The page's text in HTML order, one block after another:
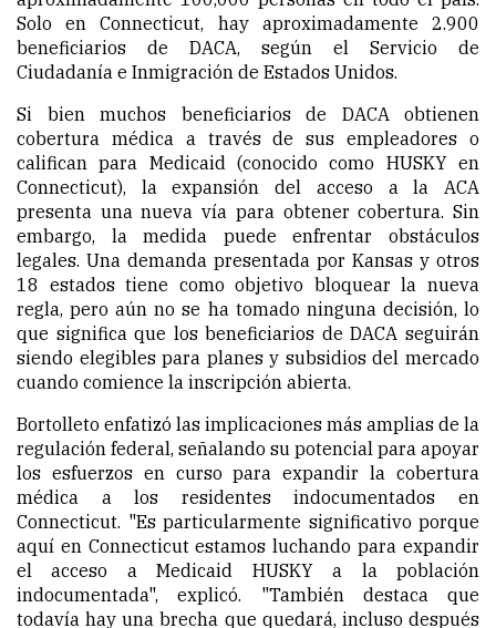
Solo en Connecticut, hay aproximadamente 2.900
beneficiarios de DACA, según el Servicio de
Ciudadanía e Inmigración de Estados Unidos.
Si bien muchos beneficiarios de DACA obtienen
cobertura médica a través de sus empleadores o
califican para Medicaid (conocido como HUSKY en
Connecticut), la expansión del acceso a la ACA
presenta una nueva vía para obtener cobertura. Sin
embargo, la medida puede enfrentar obstáculos
legales. Una demanda presentada por Kansas y otros
18 estados tiene como objetivo bloquear la nueva
regla, pero aún no se ha tomado ninguna decisión, lo
que significa que los beneficiarios de DACA seguirán
siendo elegibles para planes y subsidios del mercado
cuando comience la inscripción abierta.
Bortolleto enfatizó las implicaciones más amplias de la
regulación federal, señalando su potencial para apoyar
los esfuerzos en curso para expandir la cobertura
médica a los residentes indocumentados en
Connecticut. "Es particularmente significativo porque
aquí en Connecticut estamos luchando para expandir
el acceso a Medicaid HUSKY a la población
indocumentada", explicó. "También destaca que
todavía hay una brecha que quedará, incluso después